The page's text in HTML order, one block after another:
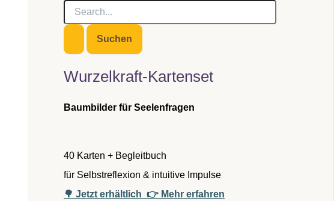
S
c
e
n
c
h
Wurzelkraft-Kartenset
Baumbilder für Seelenfragen
40 Karten + Begleitbuch
für Selbstreflexion & intuitive Impulse
🌳 Jetzt erhältlich 👉 Mehr erfahren